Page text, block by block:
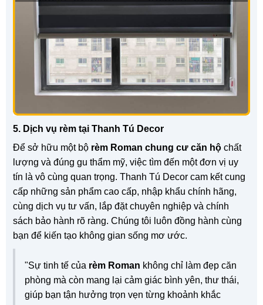
5. Dịch vụ rèm tại Thanh Tú Decor
Để sở hữu một bộ rèm Roman chung cư căn hộ chất
lượng và đúng gu thẩm mỹ, việc tìm đến một đơn vị uy
tín là vô cùng quan trọng. Thanh Tú Decor cam kết cung
cấp những sản phẩm cao cấp, nhập khẩu chính hãng,
cùng dịch vụ tư vấn, lắp đặt chuyên nghiệp và chính
sách bảo hành rõ ràng. Chúng tôi luôn đồng hành cùng
bạn để kiến tạo không gian sống mơ ước.
"Sự tinh tế của rèm Roman không chỉ làm đẹp căn
phòng mà còn mang lại cảm giác bình yên, thư thái,
giúp bạn tận hưởng trọn vẹn từng khoảnh khắc